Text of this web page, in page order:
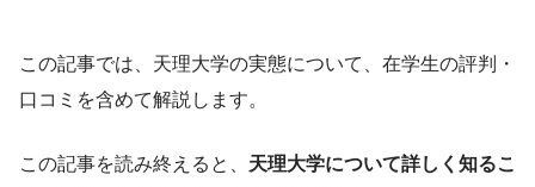
この記事では、天理大学の実態について、在学生の評判・
口コミを含めて解説します。
この記事を読み終えると、 天理大学について詳しく知るこ